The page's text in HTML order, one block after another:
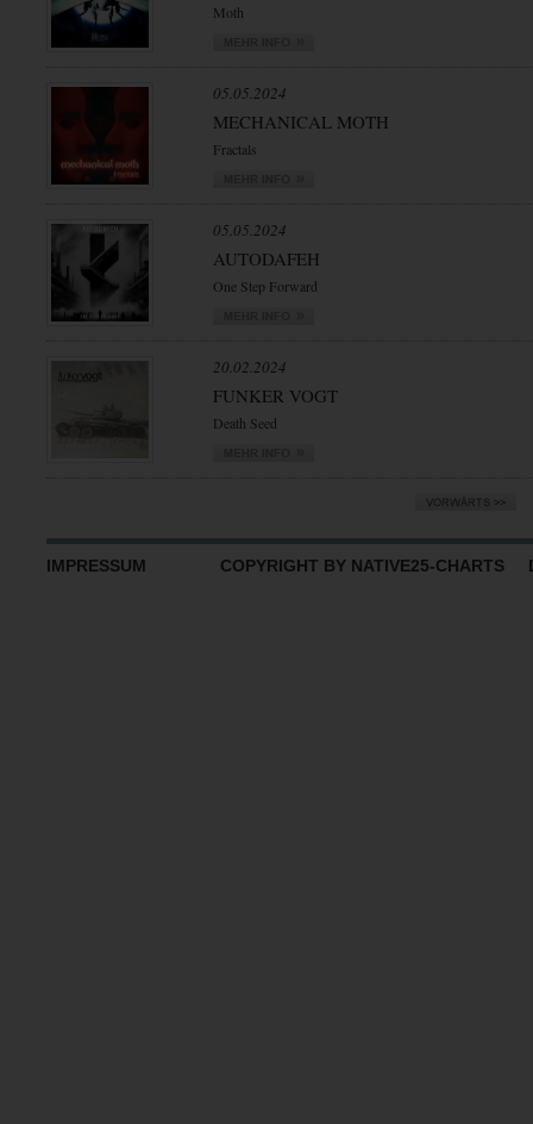
Moth
05.05.2024
MECHANICAL MOTH
Fractals
05.05.2024
AUTODAFEH
One Step Forward
20.02.2024
FUNKER VOGT
Death Seed
IMPRESSUM COPYRIGHT BY NATIVE25-CHARTS